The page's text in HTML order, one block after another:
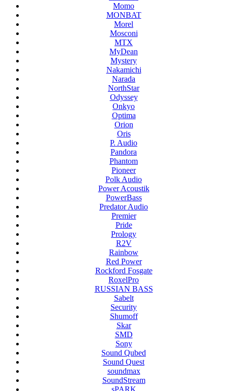
Momo
MONBAT
Morel
Mosconi
MTX
MyDean
Mystery
Nakamichi
Narada
NorthStar
Odyssey
Onkyo
Optima
Orion
Oris
P. Audio
Pandora
Phantom
Pioneer
Polk Audio
Power Acoustik
PowerBass
Predator Audio
Premier
Pride
Prology
R2V
Rainbow
Red Power
Rockford Fosgate
RoxelPro
RUSSIAN BASS
Sabelt
Security
Shumoff
Skar
SMD
Sony
Sound Qubed
Sound Quest
soundmax
SoundStream